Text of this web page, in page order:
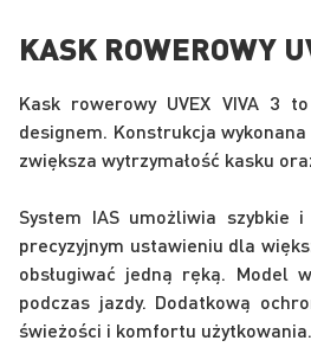
KASK ROWEROWY
Kask rowerowy UVEX VIVA 3
designem. Konstrukcja
zwiększa wytrzymałość kasku
System IAS umożliwia szybkie
precyzyjnym ustawieniu dla
obsługiwać jedną ręką. Model
podczas jazdy. Dodatkową
świeżości i komfortu użytkowania.